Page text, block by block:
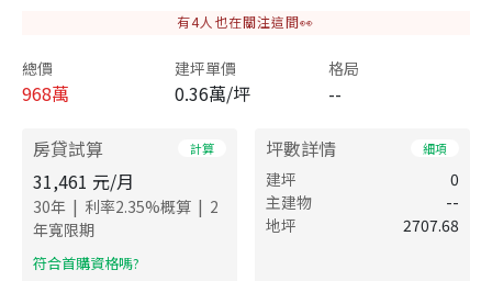
有4人也在關注這間👀
總價
968萬
建坪單價
0.36萬/坪
格局
--
房貸試算 計算
31,461 元/月
30年 | 利率2.35%概算 | 2
年寬限期
​符合首購資格嗎?
坪數詳情 細項
建坪
0
主建物
--
地坪
2707.68